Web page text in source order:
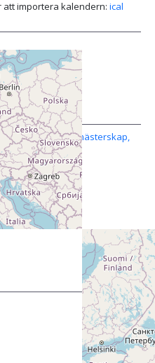
importera kalendern: ical
Cup 3, Danskt mästerskap,